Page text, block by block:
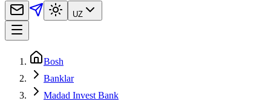
UZ
Bosh
Banklar
Madad Invest Bank